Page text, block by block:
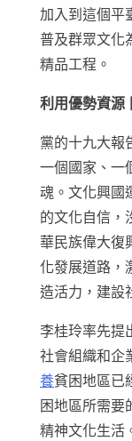
加入到這個平
普及群眾文化
精品工程。
利用優勢資源
黨的十九大報
一個國家、一
魂。文化興國
的文化自信，
華民族偉大復
化發展道路，
造活力，建設
李桂玲率先提
社會組織和企
養貧困地區已
困地區所需要
精神文化生活